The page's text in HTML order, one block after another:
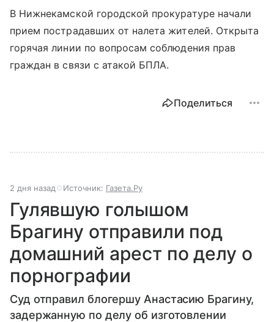
В Нижнекамской городской прокуратуре начали
прием пострадавших от налета жителей. Открыта
горячая линии по вопросам соблюдения прав
граждан в связи с атакой БПЛА.
Поделиться
2 дня назад Источник: Газета.Ру
Гулявшую голышом
Брагину отправили под
домашний арест по делу о
порнографии
Суд отправил блогершу Анастасию Брагину,
задержанную по делу об изготовлении